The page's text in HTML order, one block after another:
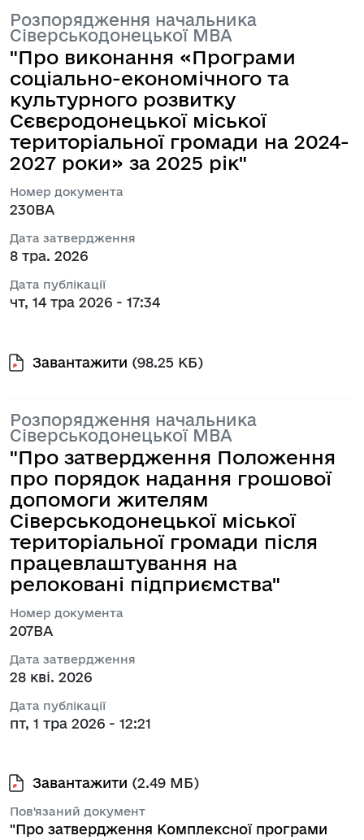
Розпорядження начальника
Сіверськодонецької МВА
"Про виконання «Програми
соціально-економічного та
культурного розвитку
Сєвєродонецької міської
територіальної громади на 2024-
2027 роки» за 2025 рік"
Номер документа
230ВА
Дата затвердження
8 тра. 2026
Дата публікації
чт, 14 тра 2026 - 17:34
Завантажити (98.25 КБ)
Розпорядження начальника
Сіверськодонецької МВА
"Про затвердження Положення
про порядок надання грошової
допомоги жителям
Сіверськодонецької міської
територіальної громади після
працевлаштування на
релоковані підприємства"
Номер документа
207ВА
Дата затвердження
28 кві. 2026
Дата публікації
пт, 1 тра 2026 - 12:21
Завантажити (2.49 МБ)
Пов'язаний документ
"Про затвердження Комплексної програми